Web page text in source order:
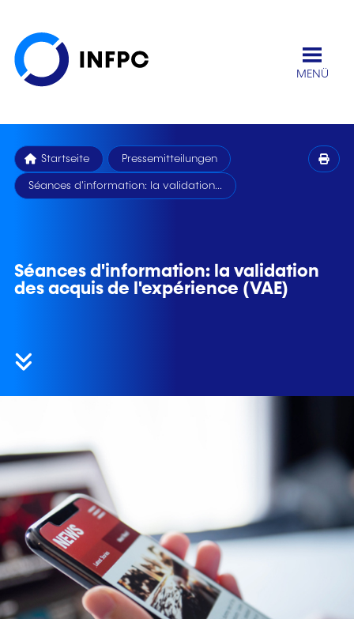
MENÜ
Startseite Pressemitteilungen
Séances d'information: la validation...
Séances d'information: la validation
des acquis de l'expérience (VAE)